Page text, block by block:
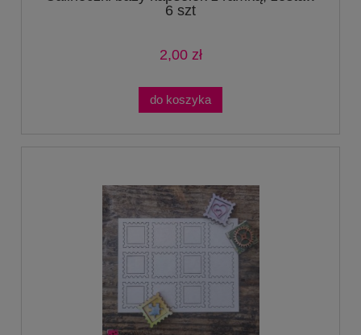
6 szt
2,00 zł
do koszyka